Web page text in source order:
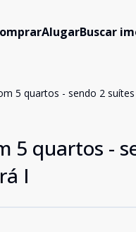
AlugarBuscar
5 quartos - sendo 2
5 quartos -
I